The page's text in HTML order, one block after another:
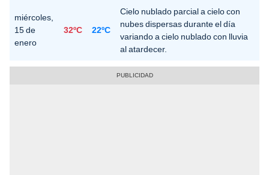
miércoles,
15 de
enero
32ºC 22ºC
Cielo nublado parcial a cielo con
nubes dispersas durante el día
variando a cielo nublado con lluvia
al atardecer.